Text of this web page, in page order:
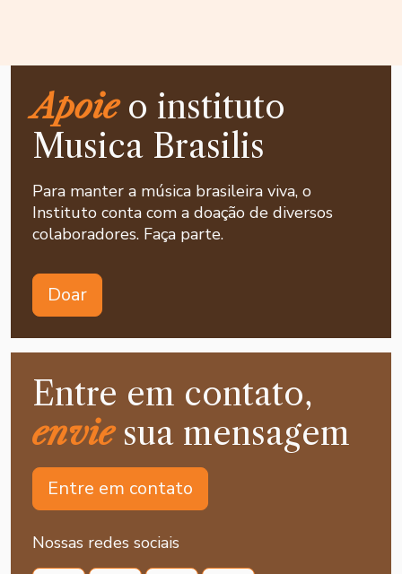
Apoieo instituto
Musica Brasilis
Para manter a música brasileira viva, o
Instituto conta com a doação de diversos
colaboradores. Faça parte.
Doar
Entre em contato,
enviesua mensagem
Entre em contato
Nossas redes sociais